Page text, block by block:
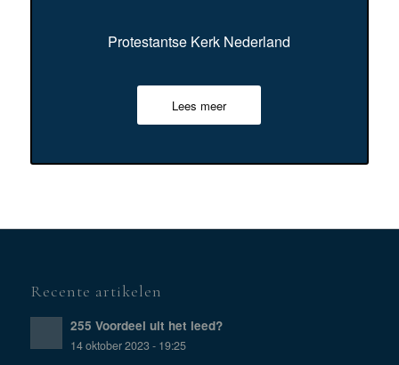
Protestantse Kerk Nederland
Lees meer
Recente artikelen
255 Voordeel uit het leed?
14 oktober 2023 - 19:25